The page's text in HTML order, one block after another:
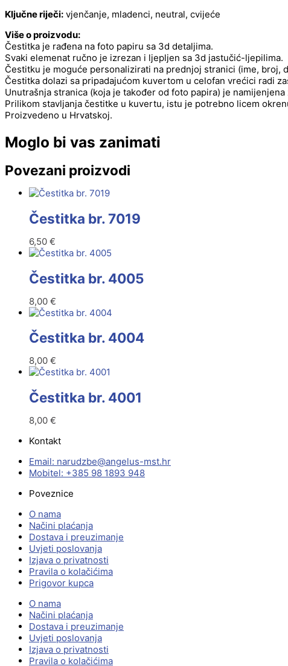
Ključne riječi: vjenčanje, mladenci, neutral, cvijeće
Više o proizvodu:
Čestitka je rađena na foto papiru sa 3d detaljima.
Svaki elemenat ručno je izrezan i ljepljen sa 3d jastučić-ljepilima.
Čestitku je moguće personalizirati na prednjoj stranici (ime, broj,
Čestitka dolazi sa pripadajućom kuvertom u celofan vrećici radi
Unutrašnja stranica (koja je također od foto papira) je
Prilikom stavljanja čestitke u kuvertu, istu je potrebno licem
Proizvedeno u Hrvatskoj.
Moglo bi vas zanimati
Povezani proizvodi
Čestitka br. 7019
6,50 €
Čestitka br. 4005
8,00 €
Čestitka br. 4004
8,00 €
Čestitka br. 4001
8,00 €
Kontakt
Email:
rh.tsm-sulegna
@ebzduran
Mobitel: +385 98 1893 948
Poveznice
O nama
Načini plaćanja
Dostava i preuzimanje
Uvjeti poslovanja
Izjava o privatnosti
Pravila o kolačićima
Prigovor kupca
O nama
Načini plaćanja
Dostava i preuzimanje
Uvjeti poslovanja
Izjava o privatnosti
Pravila o kolačićima